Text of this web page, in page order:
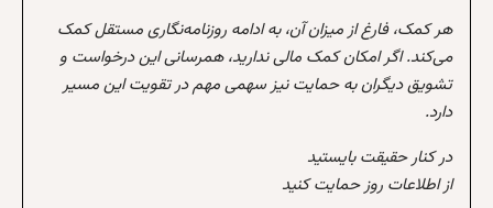
هر کمک، فارغ از میزان آن، به ادامه روزنامه‌نگاری مستقل کمک
می‌کند. اگر امکان کمک مالی ندارید، همرسانی این درخواست و
تشویق دیگران به حمایت نیز سهمی مهم در تقویت این مسیر
دارد.
در کنار حقیقت بایستید
از اطلاعات روز حمایت کنید